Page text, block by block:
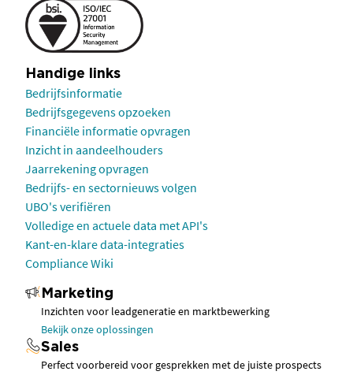
Handige links
Bedrijfsinformatie
Bedrijfsgegevens opzoeken
Financiële informatie opvragen
Inzicht in aandeelhouders
Jaarrekening opvragen
Bedrijfs- en sectornieuws volgen
UBO's verifiëren
Volledige en actuele data met API's
Kant-en-klare data-integraties
Compliance Wiki
Marketing
Inzichten voor leadgeneratie en marktbewerking
Bekijk onze oplossingen
Sales
Perfect voorbereid voor gesprekken met de juiste prospects